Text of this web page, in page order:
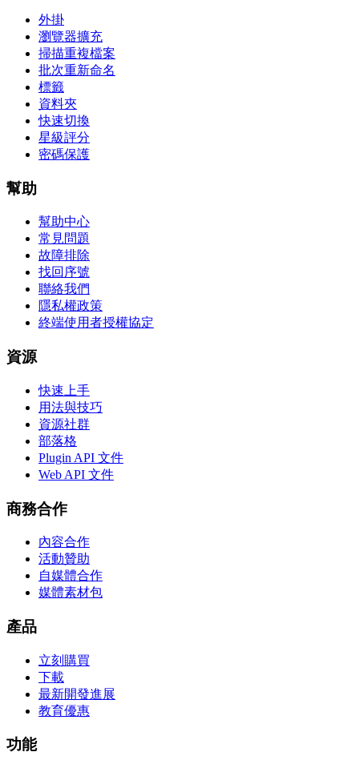
外掛
瀏覽器擴充
掃描重複檔案
批次重新命名
標籤
資料夾
快速切換
星級評分
密碼保護
幫助
幫助中心
常見問題
故障排除
找回序號
聯絡我們
隱私權政策
終端使用者授權協定
資源
快速上手
用法與技巧
資源社群
部落格
Plugin API 文件
Web API 文件
商務合作
內容合作
活動贊助
自媒體合作
媒體素材包
產品
立刻購買
下載
最新開發進展
教育優惠
功能